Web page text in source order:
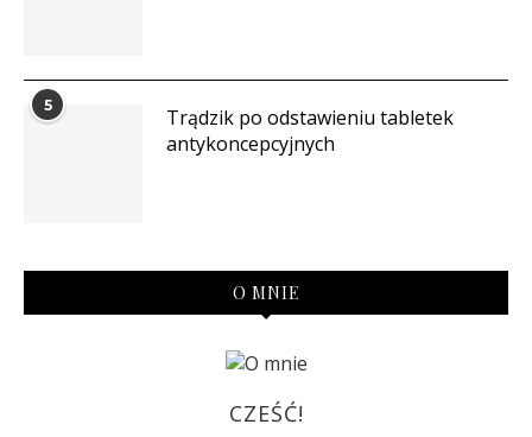
5
Trądzik po odstawieniu tabletek
antykoncepcyjnych
O MNIE
CZEŚĆ!